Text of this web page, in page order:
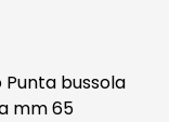
bussola
mm 65